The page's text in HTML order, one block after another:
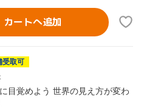
カートへ追加
受取可
目覚めよう 世界の見え方が変わ